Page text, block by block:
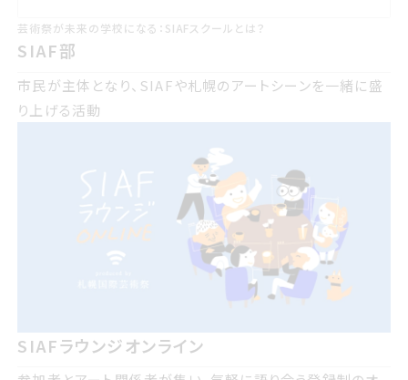
芸術祭が未来の学校になる：SIAFスクールとは？
SIAF部
市民が主体となり、SIAFや札幌のアートシーンを一緒に盛
り上げる活動
SIAFラウンジオンライン